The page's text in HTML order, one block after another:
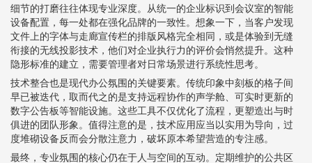
细节的打磨往往体现专业深度。从统一的企业标识到会议室的智能
设备配置，每一处都在强化品牌的一致性。想象一下，当客户发现
文件上的字体与走廊宣传栏的排版风格完全相同，或是体验到无缝
衔接的无线投影技术，他们对企业执行力的评价会悄然提升。这种
隐形标准的建立，需要管理者对日常场景进行系统性思考。
技术整合也是现代办公氛围的关键要素。传统印象中刻板的格子间
早已被迭代，取而代之的是支持远程协作的声学舱、可实时更新的
数字公告板等智能设施。这些工具不仅优化了流程，更塑造出与时
俱进的团队形象。值得注意的是，技术应用应当以实用为导向，过
度堆砌设备反而会分散注意力，破坏原本希望营造的专注感。
最终，专业氛围的核心仍在于人与空间的互动。定期维护的公共区